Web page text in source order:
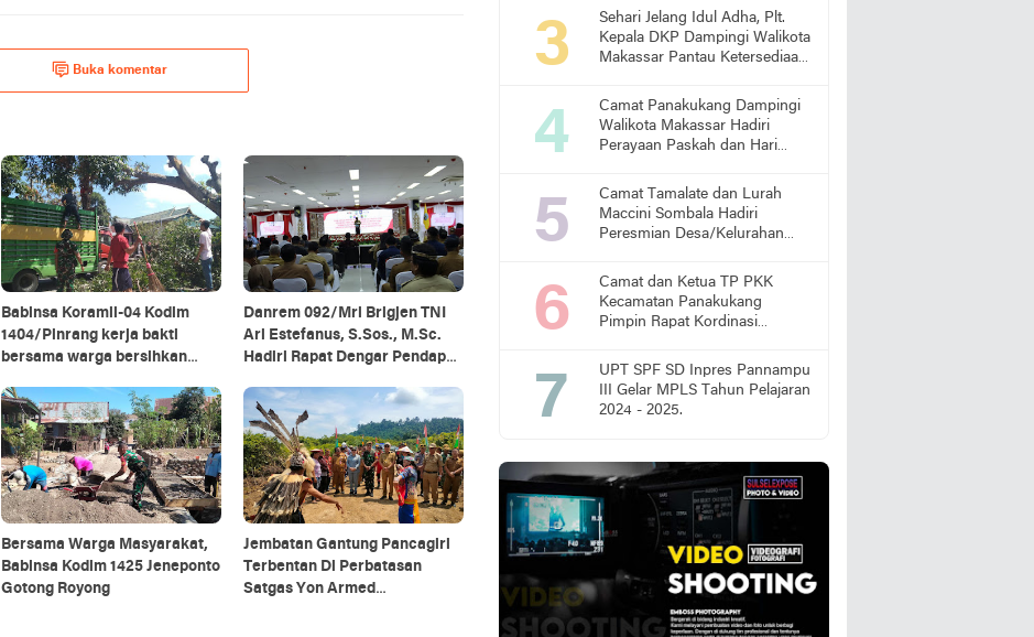
Buka komentar
Babinsa Koramil-04 Kodim
1404/Pinrang kerja bakti
bersama warga bersihkan
Danrem 092/Mrl Brigjen TNI
Ari Estefanus, S.Sos., M.Sc.
Hadiri Rapat Dengar Pendapat
Kalimantan Utara
Bersama Warga Masyarakat,
Babinsa Kodim 1425 Jeneponto
Gotong Royong
Jembatan Gantung Pancagiri
Terbentan Di Perbatasan
Satgas Yon Armed
Sehari Jelang Idul Adha, Plt.
Kepala DKP Dampingi Walikota
Makassar Pantau Ketersediaan
Camat Panakukang Dampingi
Walikota Makassar Hadiri
Perayaan Paskah dan Hari
Camat Tamalate dan Lurah
Maccini Sombala Hadiri
Peresmian Desa/Kelurahan
Camat dan Ketua TP PKK
Kecamatan Panakukang
Pimpin Rapat Kordinasi
Stunting
UPT SPF SD Inpres Pannampu
III Gelar MPLS Tahun Pelajaran
2024 - 2025.